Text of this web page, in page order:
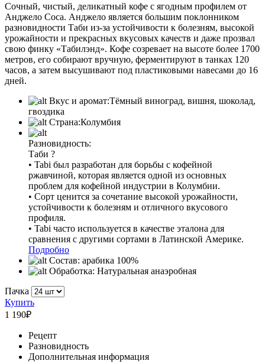
Сочный, чистый, деликатный кофе с ягодным профилем от
Анджело Соса. Анджело является большим поклонником
разновидности Таби из-за устойчивости к болезням, высокой
урожайности и прекрасных вкусовых качеств и даже прозвал
свою финку «Табилэнд». Кофе созревает на высоте более 1700
метров, его собирают вручную, ферментируют в танках 120
часов, а затем высушивают под пластиковыми навесами до 16
дней.
Вкус и аромат:Тёмный виноград, вишня, шоколад,
гвоздика
Страна:Колумбия
Разновидность:
Таби ?
• Tabi был разработан для борьбы с кофейной
ржавчиной, которая является одной из основных
проблем для кофейной индустрии в Колумбии.
• Сорт ценится за сочетание высокой урожайности,
устойчивости к болезням и отличного вкусового
профиля.
• Tabi часто используется в качестве эталона для
сравнения с другими сортами в Латинской Америке.
Подробно
Состав: арабика 100%
Обработка: Натуральная анаэробная
Пачка
Купить
1 190₽
Рецепт
Разновидность
Дополнительная информация